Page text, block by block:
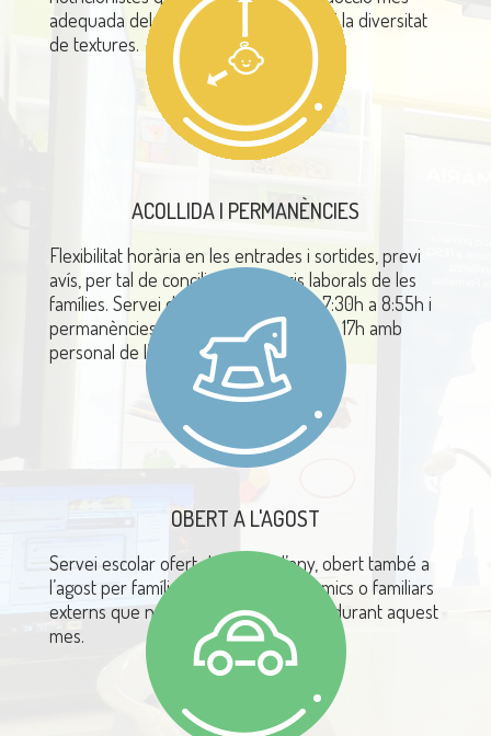
adequada dels aliments
segons l’edat i la diversitat
de textures.
ACOLLIDA I PERMANÈNCIES
Flexibilitat horària en les entrades i sortides , previ
avís, per tal de conciliar els horaris laborals de les
famílies. Servei d’acollida
de matí de 7:30h a 8:55h i
permanènciesa la tarda a partir de les 17h amb
personal de l’escola.
OBERT A L'AGOST
Servei escolar ofertdurant tot l’any, obert també a
l’agostper famílies de l’escola i per amics o familiars
externsque necessitin servei escolar durant aquest
mes.